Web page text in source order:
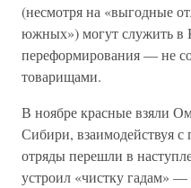
(несмотря на «выгодные
южных») могут служить в
переформирования — не
товарищами.
В ноябре красные взяли
Сибири, взаимодействуя с
отряды перешли в
устроил «чистку гадам»